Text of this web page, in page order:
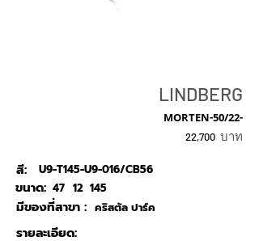
LINDBERG
MORTEN-50/22-
22,700 บาท
สี:
U9-T145-U9-016/CB56
47
ขนาด: 12 145
คริสตัล ปาร์ค
มีของที่สาขา :
รายละเอียด: